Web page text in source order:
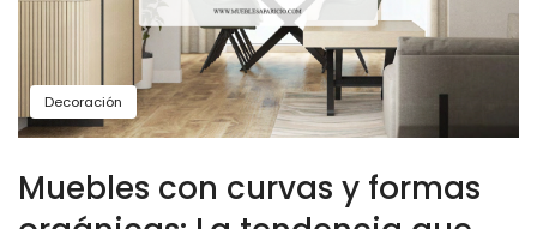
Decoración
Muebles con curvas y formas